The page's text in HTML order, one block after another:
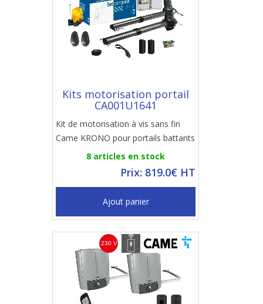
Kits motorisation portail
CA001U1641
Kit de motorisation à vis sans fin
Came KRONO pour portails battants
8 articles en stock
Prix: 819.0€ HT
Ajout panier